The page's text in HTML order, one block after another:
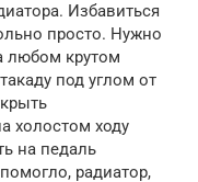
Избавиться
просто. Нужно
любом крутом
под углом от
холостом ходу
на педаль
радиатор,